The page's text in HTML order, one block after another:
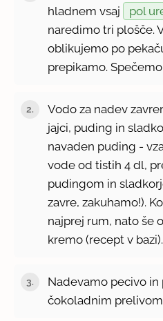
hladnem vsaj
pol
naredimo tri plošče.
oblikujemo po
prepikamo. Spečemo.
Vodo za nadev
jajci, puding in
navaden puding -
vode od tistih 4 dl,
pudingom in
zavre, zakuhamo!).
najprej rum, nato še
kremo (recept v bazi).
Nadevamo pecivo in
čokoladnim